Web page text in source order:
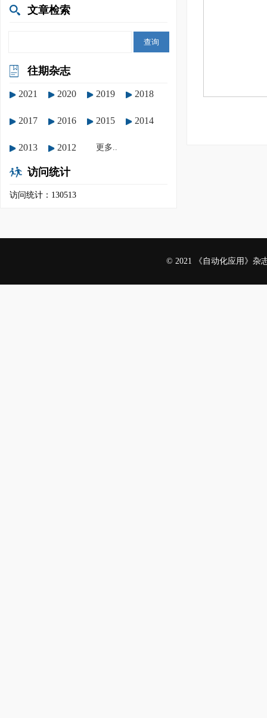
文章检索
往期杂志
2021 2020 2019 2018
2017 2016 2015 2014
2013 2012 更多..
访问统计
访问统计：130513
© 2021 《自动化应用》